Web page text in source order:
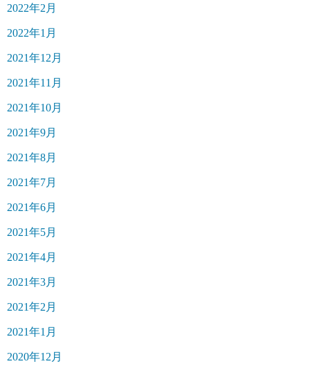
2022年2月
2022年1月
2021年12月
2021年11月
2021年10月
2021年9月
2021年8月
2021年7月
2021年6月
2021年5月
2021年4月
2021年3月
2021年2月
2021年1月
2020年12月